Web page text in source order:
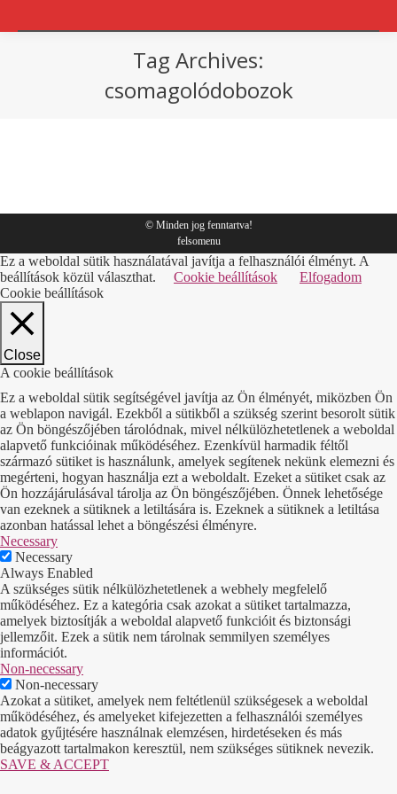
Tag Archives:
csomagolódobozok
© Minden jog fenntartva!
felsomenu
Ez a weboldal sütik használatával javítja a felhasználói élményt. A
beállítások közül választhat.
Cookie beállítások
Elfogadom
Cookie beállítások
Close
A cookie beállítások
Ez a weboldal sütik segítségével javítja az Ön élményét, miközben Ön
a weblapon navigál. Ezekből a sütikből a szükség szerint besorolt sütik
az Ön böngészőjében tárolódnak, mivel nélkülözhetetlenek a weboldal
alapvető funkcióinak működéséhez. Ezenkívül harmadik féltől
származó sütiket is használunk, amelyek segítenek nekünk elemezni és
megérteni, hogyan használja ezt a weboldalt. Ezeket a sütiket csak az
Ön hozzájárulásával tárolja az Ön böngészőjében. Önnek lehetősége
van ezeknek a sütiknek a letiltására is. Ezeknek a sütiknek a letiltása
azonban hatással lehet a böngészési élményre.
Necessary
Necessary
Always Enabled
A szükséges sütik nélkülözhetetlenek a webhely megfelelő
működéséhez. Ez a kategória csak azokat a sütiket tartalmazza,
amelyek biztosítják a weboldal alapvető funkcióit és biztonsági
jellemzőit. Ezek a sütik nem tárolnak semmilyen személyes
információt.
Non-necessary
Non-necessary
Azokat a sütiket, amelyek nem feltétlenül szükségesek a weboldal
működéséhez, és amelyeket kifejezetten a felhasználói személyes
adatok gyűjtésére használnak elemzésen, hirdetéseken és más
beágyazott tartalmakon keresztül, nem szükséges sütiknek nevezik.
SAVE & ACCEPT